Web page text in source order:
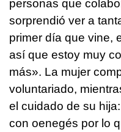
personas que
sorprendió ver a
primer día que vine,
así que estoy muy
más». La mujer
voluntariado,
el cuidado de su
con oenegés por lo